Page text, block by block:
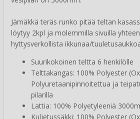
Jämäkkä teräs runko pitää teltan
löytyy 2kpl ja molemmilla sivuilla
hyttysverkollista ikkunaa/
Suurikokoinen teltta 6 henkilölle
Telttakangas: 100% Polyester
Polyuretaanipinnoitettua ja
pilarilla
Lattia: 100% Polyetyleeniä
Kuljetussäkki: 100% Polyester